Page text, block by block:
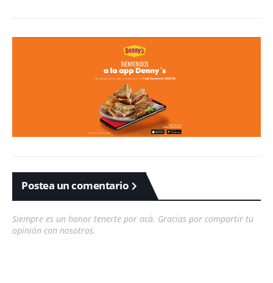
Postea un comentario
Siempre es un honor tenerte por acá. Gracias por compartir tu
opinión con nosotros.